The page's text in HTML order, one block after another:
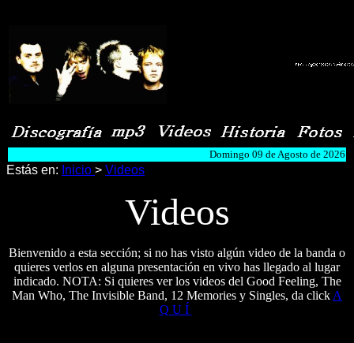
Domingo 09 de Agosto de 2026
Estás en: Inicio > Videos
Videos
Bienvenido a esta sección; si no has visto algún video de la banda o
quieres verlos en alguna presentación en vivo has llegado al lugar
indicado. NOTA: Si quieres ver los videos del Good Feeling, The
Man Who, The Invisible Band, 12 Memories y Singles, da click A
Q U Í